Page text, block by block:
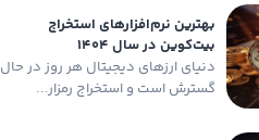
بهترین نرم‌افزارهای استخراج
بیت‌کوین در سال ۱۴۰۴
دنیای ارزهای دیجیتال هر روز در حال
گسترش است و استخراج رمزار...